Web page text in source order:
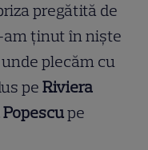
pregătită de
am ținut în niște
plecăm cu
peRiviera
pe